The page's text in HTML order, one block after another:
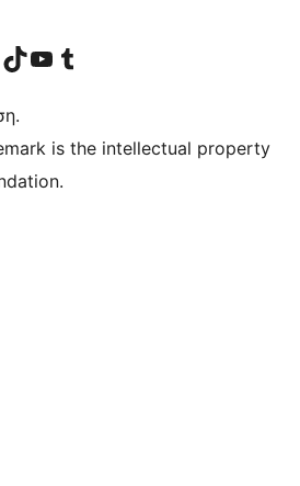
στο Facebookμας Instagram
τον λογαριασμό μας LinkedIn
Visit our TikTok account
Visit our YouTube channel
Visit our Tumblr account
is the intellectual property